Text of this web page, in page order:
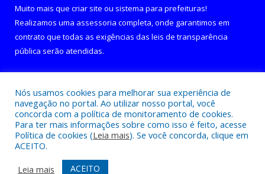
Muito mais que criar site ou sistema para prefeituras!
Realizamos uma assessoria completa, onde garantimos em
contrato que todas as exigências das leis de transparência
pública serão atendidas.
Todos os direitos reservados a Câmara Municipal de Curralinho.
Mapa do Site
Acessar Área Administrativa
Nós usamos cookies para melhorar sua experiência de
navegação no portal. Ao utilizar nosso portal, você
concorda com a política de monitoramento de cookies.
Para ter mais informações sobre como isso é feito, acesse
Política de cookies (Leia mais). Se você concorda, clique em
ACEITO.
Leia mais
ACEITO